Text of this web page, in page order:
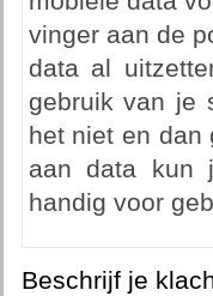
vinger aan de
data al
gebruik van je
het niet en dan
aan data kun
handig voor
Beschrijf je